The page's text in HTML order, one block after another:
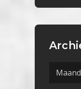
Archieven